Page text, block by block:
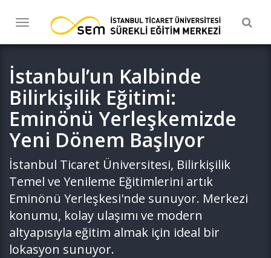
Toggle
navigation
İstanbul’un Kalbinde
Bilirkişilik Eğitimi:
Eminönü Yerleşkemizde
Yeni Dönem Başlıyor
İstanbul Ticaret Üniversitesi, Bilirkişilik
Temel ve Yenileme Eğitimlerini artık
Eminönü Yerleşkesi'nde sunuyor. Merkezi
konumu, kolay ulaşımı ve modern
altyapısıyla eğitim almak için ideal bir
lokasyon sunuyor.